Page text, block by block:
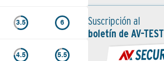
3.5 6
4.5 5.5
Suscripción al
boletín de AV-TEST